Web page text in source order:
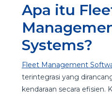
Apa itu
Systems?
Fleet Management
terintegrasi yang
kendaraan secara efisien.